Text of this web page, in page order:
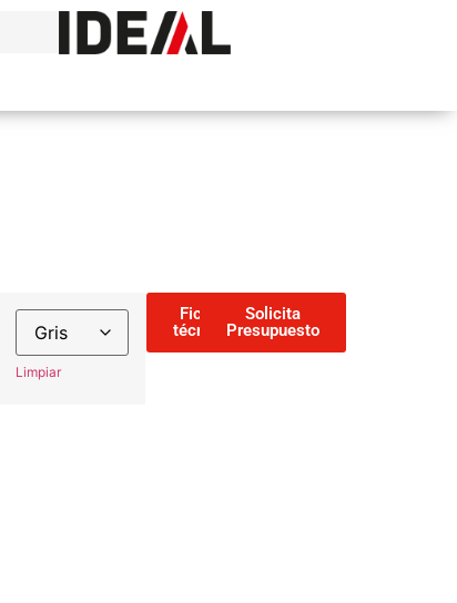
Limpiar
Ficha
técnica
Solicita
Presupuesto